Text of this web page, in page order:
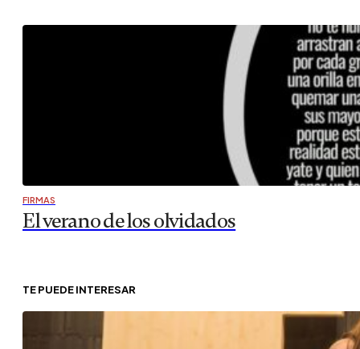
FIRMAS
El verano de los olvidados
TE PUEDE INTERESAR